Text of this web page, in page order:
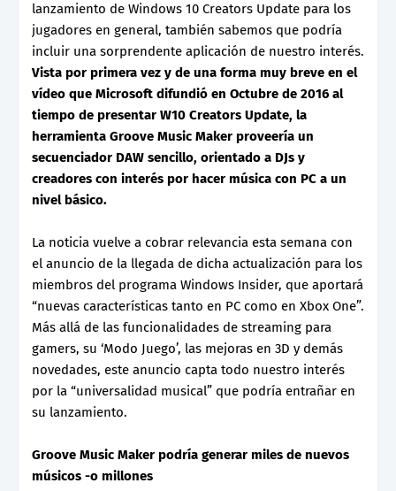
lanzamiento de Windows 10 Creators Update para los
jugadores en general, también sabemos que podría
incluir una sorprendente aplicación de nuestro interés.
Vista por primera vez y de una forma muy breve en el
vídeo que Microsoft difundió en Octubre de 2016 al
tiempo de presentar W10 Creators Update, la
herramienta Groove Music Maker proveería un
secuenciador DAW sencillo, orientado a DJs y
creadores con interés por hacer música con PC a un
nivel básico.
La noticia vuelve a cobrar relevancia esta semana con
el anuncio de la llegada de dicha actualización para los
miembros del programa Windows Insider, que aportará
“nuevas características tanto en PC como en Xbox One”.
Más allá de las funcionalidades de streaming para
gamers, su ‘Modo Juego’, las mejoras en 3D y demás
novedades, este anuncio capta todo nuestro interés
por la “universalidad musical” que podría entrañar en
su lanzamiento.
Groove Music Maker podría generar miles de nuevos
músicos -o millones